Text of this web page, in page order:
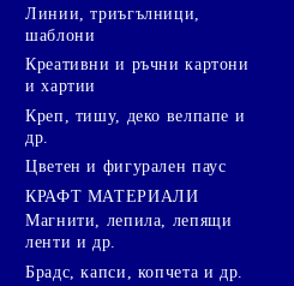
Линии, триъгълници,
шаблони
Креативни и ръчни картони
и хартии
Креп, тишу, деко велпапе и
др.
Цветен и фигурален паус
КРАФТ МАТЕРИАЛИ
Магнити, лепила, лепящи
ленти и др.
Брадс, капси, копчета и др.